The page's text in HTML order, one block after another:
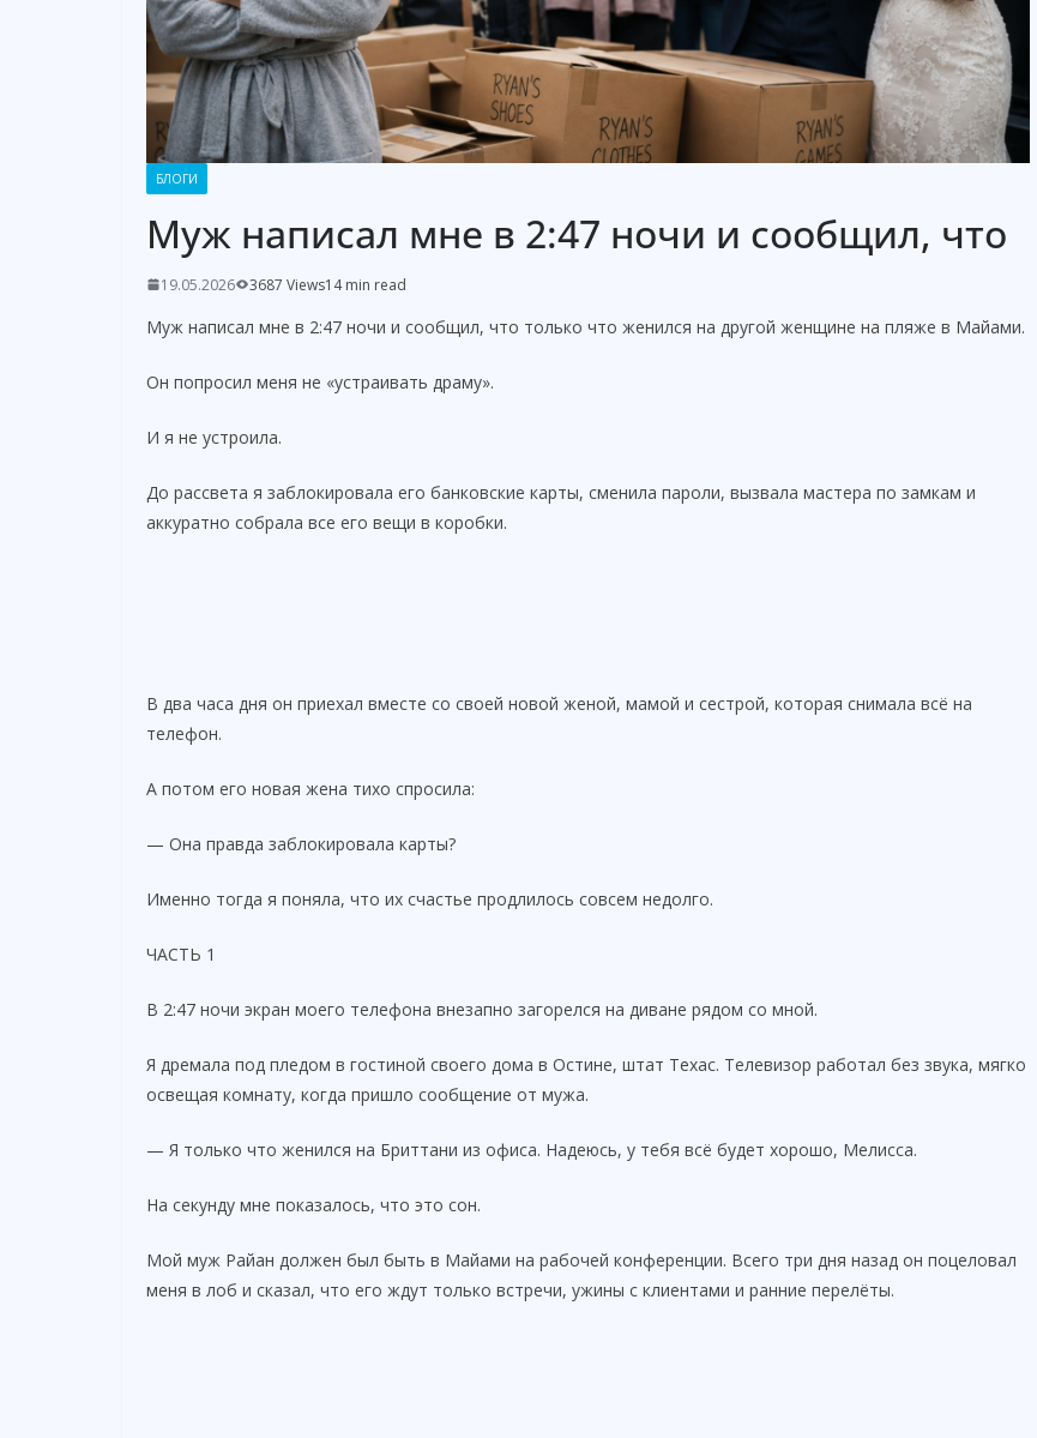
БЛОГИ
Муж написал мне в 2:47 ночи и сообщил, что
19.05.2026 3687 Views14 min read
Муж написал мне в 2:47 ночи и сообщил, что только что женился на другой женщине на пляже в Майами.
Он попросил меня не «устраивать драму».
И я не устроила.
До рассвета я заблокировала его банковские карты, сменила пароли, вызвала мастера по замкам и
аккуратно собрала все его вещи в коробки.
В два часа дня он приехал вместе со своей новой женой, мамой и сестрой, которая снимала всё на
телефон.
А потом его новая жена тихо спросила:
— Она правда заблокировала карты?
Именно тогда я поняла, что их счастье продлилось совсем недолго.
ЧАСТЬ 1
В 2:47 ночи экран моего телефона внезапно загорелся на диване рядом со мной.
Я дремала под пледом в гостиной своего дома в Остине, штат Техас. Телевизор работал без звука, мягко
освещая комнату, когда пришло сообщение от мужа.
— Я только что женился на Бриттани из офиса. Надеюсь, у тебя всё будет хорошо, Мелисса.
На секунду мне показалось, что это сон.
Мой муж Райан должен был быть в Майами на рабочей конференции. Всего три дня назад он поцеловал
меня в лоб и сказал, что его ждут только встречи, ужины с клиентами и ранние перелёты.